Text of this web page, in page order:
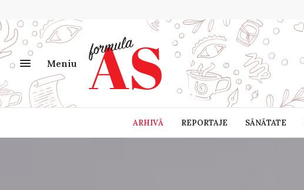
Meniu
ARHIVĂ REPORTAJE SĂNĂTATE